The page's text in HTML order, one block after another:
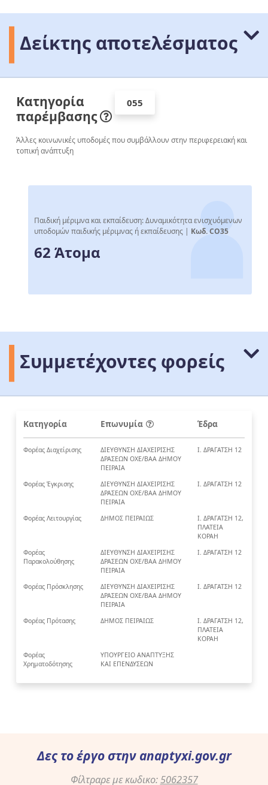
Δείκτης αποτελέσματος
Κατηγορία
παρέμβασης
055
Άλλες κοινωνικές υποδομές που συμβάλλουν στην περιφερειακή και
τοπική ανάπτυξη
Παιδική μέριμνα και εκπαίδευση: Δυναμικότητα ενισχυόμενων
υποδομών παιδικής μέριμνας ή εκπαίδευσης | Κωδ. CO35
62 Άτομα
Συμμετέχοντες φορείς
Κατηγορία Επωνυμία Έδρα
Φορέας Διαχείρισης
ΔΙΕΥΘΥΝΣΗ ΔΙΑΧΕΙΡΙΣΗΣ
ΔΡΑΣΕΩΝ ΟΧΕ/ΒΑΑ ΔΗΜΟΥ
ΠΕΙΡΑΙΑ
Ι. ΔΡΑΓΑΤΣΗ 12
Φορέας Έγκρισης
ΔΙΕΥΘΥΝΣΗ ΔΙΑΧΕΙΡΙΣΗΣ
ΔΡΑΣΕΩΝ ΟΧΕ/ΒΑΑ ΔΗΜΟΥ
ΠΕΙΡΑΙΑ
Ι. ΔΡΑΓΑΤΣΗ 12
Φορέας Λειτουργίας ΔΗΜΟΣ ΠΕΙΡΑΙΩΣ
Ι. ΔΡΑΓΑΤΣΗ 12,
ΠΛΑΤΕΙΑ
ΚΟΡΑΗ
Φορέας
Παρακολούθησης
ΔΙΕΥΘΥΝΣΗ ΔΙΑΧΕΙΡΙΣΗΣ
ΔΡΑΣΕΩΝ ΟΧΕ/ΒΑΑ ΔΗΜΟΥ
ΠΕΙΡΑΙΑ
Ι. ΔΡΑΓΑΤΣΗ 12
Φορέας Πρόσκλησης
ΔΙΕΥΘΥΝΣΗ ΔΙΑΧΕΙΡΙΣΗΣ
ΔΡΑΣΕΩΝ ΟΧΕ/ΒΑΑ ΔΗΜΟΥ
ΠΕΙΡΑΙΑ
Ι. ΔΡΑΓΑΤΣΗ 12
Φορέας Πρότασης ΔΗΜΟΣ ΠΕΙΡΑΙΩΣ
Ι. ΔΡΑΓΑΤΣΗ 12,
ΠΛΑΤΕΙΑ
ΚΟΡΑΗ
Φορέας
Χρηματοδότησης
ΥΠΟΥΡΓΕΙΟ ΑΝΑΠΤΥΞΗΣ
ΚΑΙ ΕΠΕΝΔΥΣΕΩΝ
Δες το έργο στην anaptyxi.gov.gr
Φίλτραρε με κωδικο:5062357